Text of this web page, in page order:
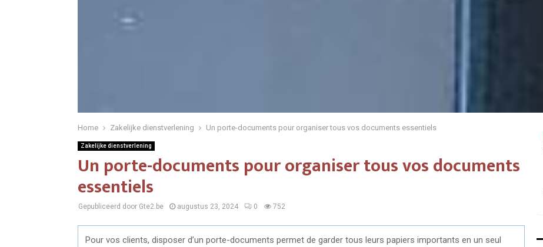
Home Zakelijke dienstverlening Un porte-documents pour organiser tous vos documents essentiels
Zakelijke dienstverlening
Un porte-documents pour organiser tous vos documents
essentiels
Gepubliceerd door Gte2.be augustus 23, 2024 0 752
Pour vos clients, disposer d’un porte-documents permet de garder tous leurs papiers importants en un seul